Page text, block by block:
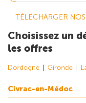
TÉLÉCHARGER
Choisissez un
les offres
Dordogne Gironde
Civrac-en-Médoc